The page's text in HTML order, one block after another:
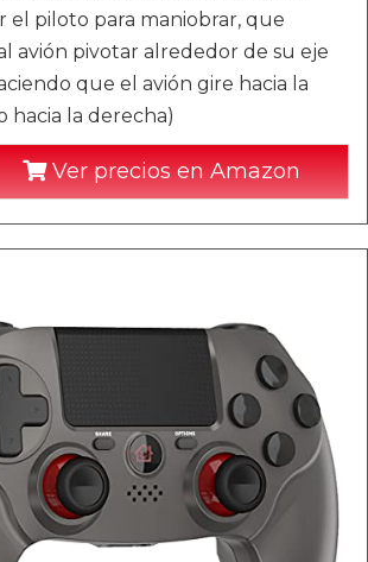
el piloto para maniobrar, que
avión pivotar alrededor de su eje
que el avión gire hacia la
hacia la derecha)
Ver precios en Amazon